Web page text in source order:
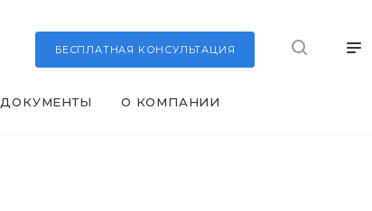
БЕСПЛАТНАЯ КОНСУЛЬТАЦИЯ
ДОКУМЕНТЫ О КОМПАНИИ